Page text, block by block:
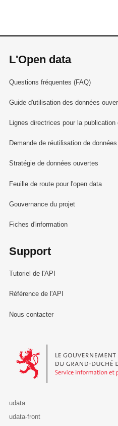
L'Open data
Questions fréquentes (FAQ)
Guide d'utilisation des données
Lignes directrices pour la
Demande de réutilisation de
Stratégie de données ouvertes
Feuille de route pour l'open data
Gouvernance du projet
Fiches d'information
Support
Tutoriel de l'API
Référence de l'API
Nous contacter
Le Gouvernement du Grand-
udata
udata-front